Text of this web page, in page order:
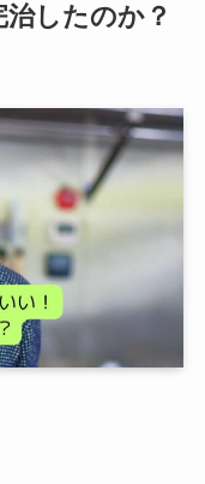
したのか？